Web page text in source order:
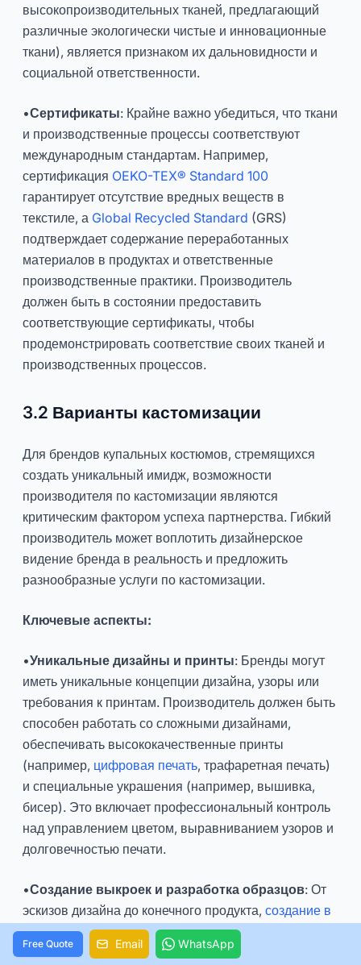
высокопроизводительных тканей, предлагающий
различные экологически чистые и инновационные
ткани), является признаком их дальновидности и
социальной ответственности.
•Сертификаты: Крайне важно убедиться, что ткани
и производственные процессы соответствуют
международным стандартам. Например,
сертификация OEKO-TEX® Standard 100
гарантирует отсутствие вредных веществ в
текстиле, а Global Recycled Standard (GRS)
подтверждает содержание переработанных
материалов в продуктах и ответственные
производственные практики. Производитель
должен быть в состоянии предоставить
соответствующие сертификаты, чтобы
продемонстрировать соответствие своих тканей и
производственных процессов.
3.2 Варианты кастомизации
Для брендов купальных костюмов, стремящихся
создать уникальный имидж, возможности
производителя по кастомизации являются
критическим фактором успеха партнерства. Гибкий
производитель может воплотить дизайнерское
видение бренда в реальность и предложить
разнообразные услуги по кастомизации.
Ключевые аспекты:
•Уникальные дизайны и принты: Бренды могут
иметь уникальные концепции дизайна, узоры или
требования к принтам. Производитель должен быть
способен работать со сложными дизайнами,
обеспечивать высококачественные принты
(например, цифровая печать, трафаретная печать)
и специальные украшения (например, вышивка,
бисер). Это включает профессиональный контроль
над управлением цветом, выравниванием узоров и
долговечностью печати.
•Создание выкроек и разработка образцов: От
эскизов дизайна до конечного продукта, создание в
ыкроеки разработка образцов являются
решающими этапами. Производитель должен иметь
Free Quote Email WhatsApp